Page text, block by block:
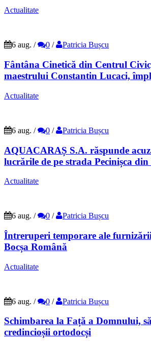
Actualitate
6 aug. / 0 / Patricia Bușcu
Fântâna Cinetică din Centrul
maestrului Constantin Lucaci,
Actualitate
6 aug. / 0 / Patricia Bușcu
AQUACARAȘ S.A. răspunde
lucrările de pe strada Pecinișca
Actualitate
6 aug. / 0 / Patricia Bușcu
Întreruperi temporare ale
Bocșa Română
Actualitate
6 aug. / 0 / Patricia Bușcu
Schimbarea la Față a Domnului,
credincioșii ortodocși